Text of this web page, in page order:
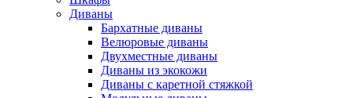
Диваны
Бархатные диваны
Велюровые диваны
Двухместные диваны
Диваны из экокожи
Диваны с каретной стяжкой